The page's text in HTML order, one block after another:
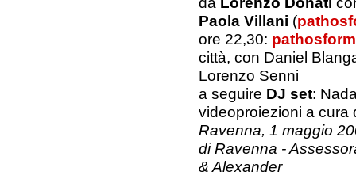
Paola Villani (
ore 22,30:
città, con Daniel
Lorenzo Senni
a seguire DJ set:
videoproiezioni a cura
Ravenna, 1 maggio
di Ravenna -
& Alexander